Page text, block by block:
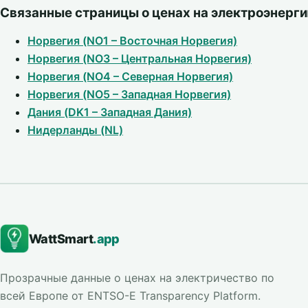
Связанные страницы о ценах на
Норвегия (NO1 – Восточная Норвегия)
Норвегия (NO3 – Центральная Норвегия)
Норвегия (NO4 – Северная Норвегия)
Норвегия (NO5 – Западная Норвегия)
Дания (DK1 – Западная Дания)
Нидерланды (NL)
WattSmart.app
Прозрачные данные о ценах на электричество по
всей Европе от ENTSO-E Transparency Platform.